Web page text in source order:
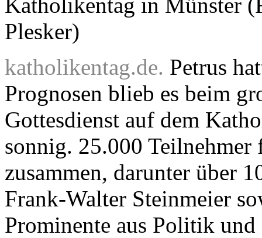
Plesker)
katholikentag.de. Petrus
Prognosen blieb es beim
Gottesdienst auf dem
sonnig. 25.000 Teilnehmer
zusammen, darunter über
Frank-Walter Steinmeier
Prominente aus Politik und